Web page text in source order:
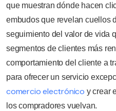
que muestran dónde hacen
embudos que revelan cuellos
seguimiento del valor de vida
segmentos de clientes más
comportamiento del cliente a
para ofrecer un servicio
comercio electrónico y crear
los compradores vuelvan.